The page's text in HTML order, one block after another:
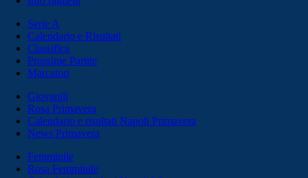
Serie A
Calendario e Risultati
Classifica
Prossime Partite
Marcatori
Giovanili
Rosa Primavera
Calendario e risultati Napoli Primavera
News Primavera
Femminile
Rosa Femminile